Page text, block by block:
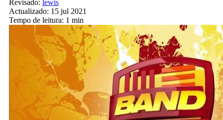
Revisado: lewis
Actualizado: 15 jul 2021
Tempo de leitura: 1 min